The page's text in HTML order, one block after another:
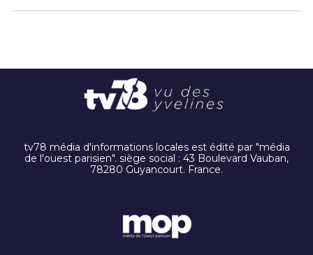
tv78 média d'informations locales est édité par "média
de l'ouest parisien". siège social : 43 Boulevard Vauban,
78280 Guyancourt. France.